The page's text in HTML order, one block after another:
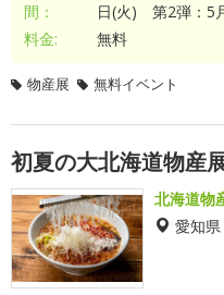
間：
日(火) 第2弾：5
料金:
無料
物産展 無料イベント
初夏の大北海道物産
北海道物
愛知県